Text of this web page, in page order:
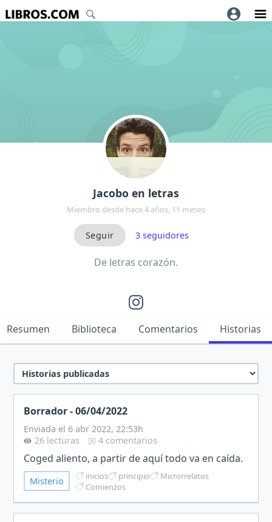
Jacobo en letras
Miembro desde hace 4 años, 11 meses
3seguidores
De letras corazón.
Resumen Biblioteca Comentarios Historias
Borrador - 06/04/2022
Enviada el 6 abr 2022, 22:53h
26 lecturas
4 comentarios
Coged aliento, a partir de aquí todo va en caída.
Misterio inicios principio
Microrrelatos
Comienzos